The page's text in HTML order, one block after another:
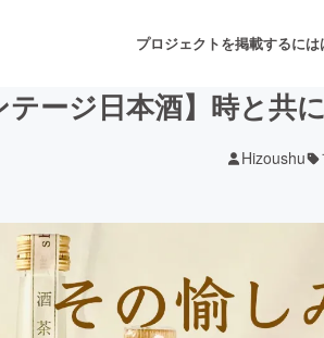
プロジェクトを掲載するには
ゲーム・サービス開発
テージ日本酒】時と共
Hizoushu